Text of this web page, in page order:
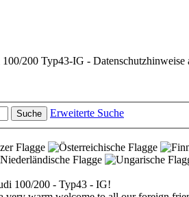
200 Typ43-IG - Datenschutzhinweise
Suche Erweiterte Suche
100/200 - Typ43 - IG!